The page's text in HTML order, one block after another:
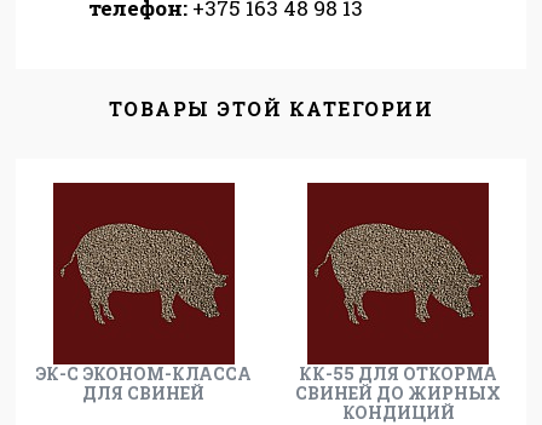
телефон: +375 163 48 98 13
ТОВАРЫ ЭТОЙ КАТЕГОРИИ
ЭК-С ЭКОНОМ-КЛАССА
ДЛЯ СВИНЕЙ
КК-55 ДЛЯ ОТКОРМА
СВИНЕЙ ДО ЖИРНЫХ
КОНДИЦИЙ